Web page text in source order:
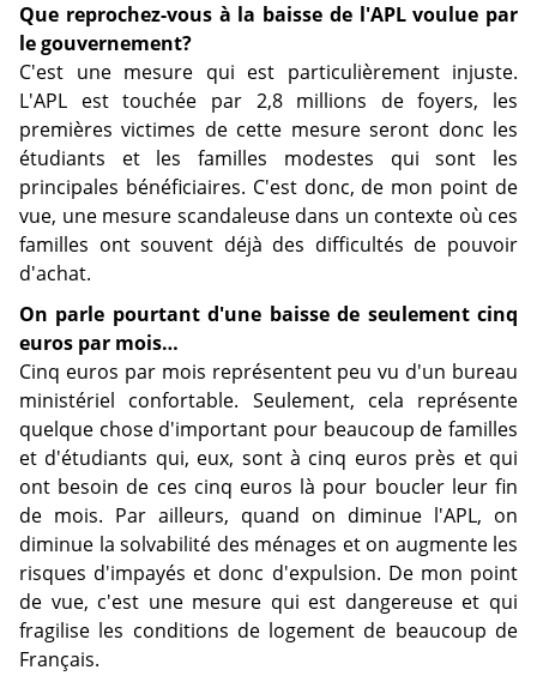
Que reprochez-vous à la baisse de l'APL voulue par
le gouvernement?
C'est une mesure qui est particulièrement injuste.
L'APL est touchée par 2,8 millions de foyers, les
premières victimes de cette mesure seront donc les
étudiants et les familles modestes qui sont les
principales bénéficiaires. C'est donc, de mon point de
vue, une mesure scandaleuse dans un contexte où ces
familles ont souvent déjà des difficultés de pouvoir
d'achat.
On parle pourtant d'une baisse de seulement cinq
euros par mois…
Cinq euros par mois représentent peu vu d'un bureau
ministériel confortable. Seulement, cela représente
quelque chose d'important pour beaucoup de familles
et d'étudiants qui, eux, sont à cinq euros près et qui
ont besoin de ces cinq euros là pour boucler leur fin
de mois. Par ailleurs, quand on diminue l'APL, on
diminue la solvabilité des ménages et on augmente les
risques d'impayés et donc d'expulsion. De mon point
de vue, c'est une mesure qui est dangereuse et qui
fragilise les conditions de logement de beaucoup de
Français.